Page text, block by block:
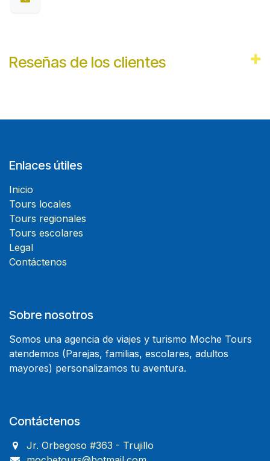
Reseñas de los clientes
Enlaces útiles
Inicio
Tours locales
Tours regionales
Tours escolares
Legal
Contáctenos
Sobre nosotros
Somos una agencia de viajes y turismo Moche Tours
atendemos (Parejas, familias, escolares, adultos
mayores) personalizamos tu aventura.
Contáctenos
Jr. Orbegoso #363 - Trujillo